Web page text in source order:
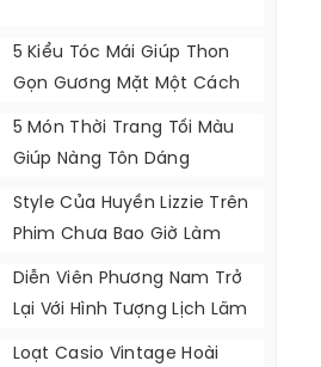
5 Kiểu Tóc Mái Giúp Thon
Gọn Gương Mặt Một Cách
Tự Nhiên
5 Món Thời Trang Tối Màu
Giúp Nàng Tôn Dáng
Style Của Huyền Lizzie Trên
Phim Chưa Bao Giờ Làm
Khán Giả Thất Vọng
Diễn Viên Phương Nam Trở
Lại Với Hình Tượng Lịch Lãm
Loạt Casio Vintage Hoài